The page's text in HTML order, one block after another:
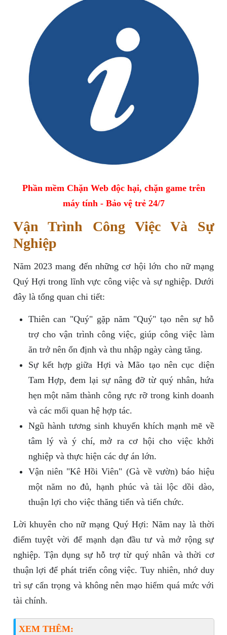
Phần mềm Chặn Web độc hại, chặn game trên
máy tính - Bảo vệ trẻ 24/7
Vận Trình Công Việc Và Sự
Nghiệp
Năm 2023 mang đến những cơ hội lớn cho nữ mạng
Quý Hợi trong lĩnh vực công việc và sự nghiệp. Dưới
đây là tổng quan chi tiết:
Thiên can "Quý" gặp năm "Quý" tạo nên sự hỗ
trợ cho vận trình công việc, giúp công việc làm
ăn trở nên ổn định và thu nhập ngày càng tăng.
Sự kết hợp giữa Hợi và Mão tạo nên cục diện
Tam Hợp, đem lại sự nâng đỡ từ quý nhân, hứa
hẹn một năm thành công rực rỡ trong kinh doanh
và các mối quan hệ hợp tác.
Ngũ hành tương sinh khuyến khích mạnh mẽ về
tâm lý và ý chí, mở ra cơ hội cho việc khởi
nghiệp và thực hiện các dự án lớn.
Vận niên "Kê Hồi Viên" (Gà về vườn) báo hiệu
một năm no đủ, hạnh phúc và tài lộc dồi dào,
thuận lợi cho việc thăng tiến và tiến chức.
Lời khuyên cho nữ mạng Quý Hợi: Năm nay là thời
điểm tuyệt vời để mạnh dạn đầu tư và mở rộng sự
nghiệp. Tận dụng sự hỗ trợ từ quý nhân và thời cơ
thuận lợi để phát triển công việc. Tuy nhiên, nhớ duy
trì sự cẩn trọng và không nên mạo hiểm quá mức với
tài chính.
XEM THÊM: